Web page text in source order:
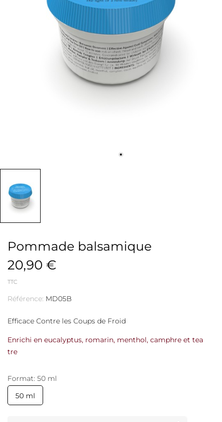
Pommade balsamique
20,90 €
TTC
Référence: MD05B
Efficace Contre les Coups de Froid
Enrichi en eucalyptus, romarin, menthol, camphre et tea
tre
Format: 50 ml
50 ml